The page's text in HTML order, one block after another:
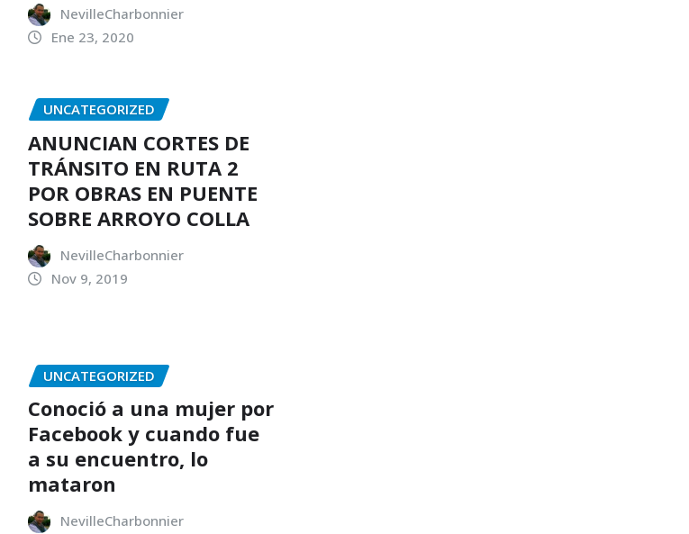
NevilleCharbonnier
Ene 23, 2020
UNCATEGORIZED
ANUNCIAN CORTES DE
TRÁNSITO EN RUTA 2
POR OBRAS EN PUENTE
SOBRE ARROYO COLLA
NevilleCharbonnier
Nov 9, 2019
UNCATEGORIZED
Conoció a una mujer por
Facebook y cuando fue
a su encuentro, lo
mataron
NevilleCharbonnier